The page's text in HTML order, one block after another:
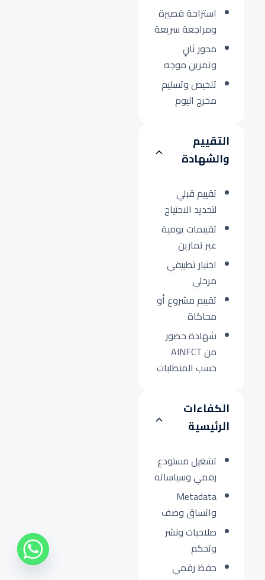
استراحة قصيرة
ومراجعة سريعة
محور ثانٍ
وتمرين موجه
تلخيص وتسليم
مخرج اليوم
التقييم
والشهادة
تقييم قبلي
لتحديد الاحتياج
تقييمات يومية
عبر تمارين
اختبار تطبيقي
مرحلي
تقييم مشروع أو
محاكاة
شهادة حضور
من AINFCT
حسب المتطلبات
الكفاءات
الرئيسية
تشغيل مستودع
رقمي وسياساته
Metadata
واتساق وصف
صلاحيات ونشر
وتحكم
حفظ رقمي